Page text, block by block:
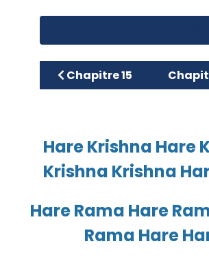
Article précédent :
Chapitre 15 Article
Hare Krishna Hare
Krishna Krishna
Hare Rama Hare
Rama Hare